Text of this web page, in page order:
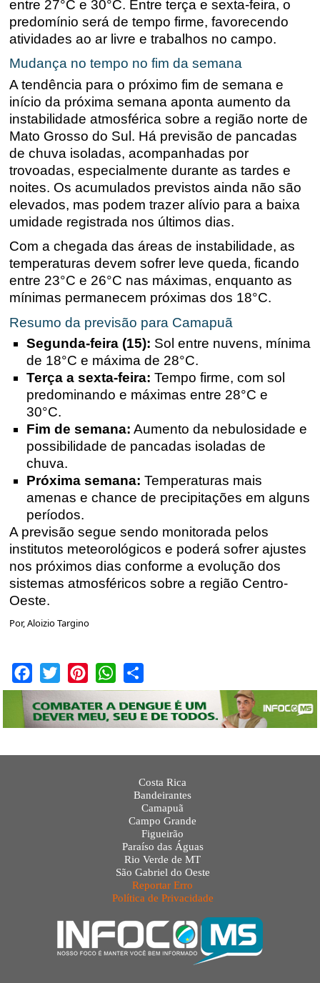
entre 27°C e 30°C. Entre terça e sexta-feira, o
predomínio será de tempo firme, favorecendo
atividades ao ar livre e trabalhos no campo.
Mudança no tempo no fim da semana
A tendência para o próximo fim de semana e
início da próxima semana aponta aumento da
instabilidade atmosférica sobre a região norte de
Mato Grosso do Sul. Há previsão de pancadas
de chuva isoladas, acompanhadas por
trovoadas, especialmente durante as tardes e
noites. Os acumulados previstos ainda não são
elevados, mas podem trazer alívio para a baixa
umidade registrada nos últimos dias.
Com a chegada das áreas de instabilidade, as
temperaturas devem sofrer leve queda, ficando
entre 23°C e 26°C nas máximas, enquanto as
mínimas permanecem próximas dos 18°C.
Resumo da previsão para Camapuã
Segunda-feira (15): Sol entre nuvens, mínima
de 18°C e máxima de 28°C.
Terça a sexta-feira: Tempo firme, com sol
predominando e máximas entre 28°C e
30°C.
Fim de semana: Aumento da nebulosidade e
possibilidade de pancadas isoladas de
chuva.
Próxima semana: Temperaturas mais
amenas e chance de precipitações em alguns
períodos.
A previsão segue sendo monitorada pelos
institutos meteorológicos e poderá sofrer ajustes
nos próximos dias conforme a evolução dos
sistemas atmosféricos sobre a região Centro-
Oeste.
Por, Aloizio Targino
Facebook
Twitter PinterestWhatsApp
Costa Rica
Bandeirantes
Camapuã
Campo Grande
Figueirão
Paraíso das Águas
Rio Verde de MT
São Gabriel do Oeste
Reportar Erro
Política de Privacidade